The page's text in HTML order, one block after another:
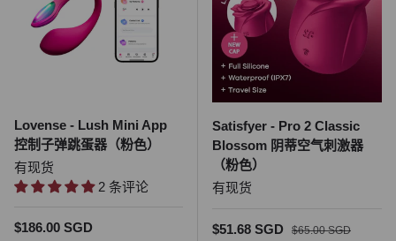
Lovense - Lush Mini App
控制子弹跳蛋器（粉色）
有现货
2 条评论
正常价格
$186.00 SGD
Satisfyer - Pro 2 Classic
Blossom 阴蒂空气刺激器
（粉色）
有现货
促销价
$51.68 SGD 正常价格
$65.00 SGD